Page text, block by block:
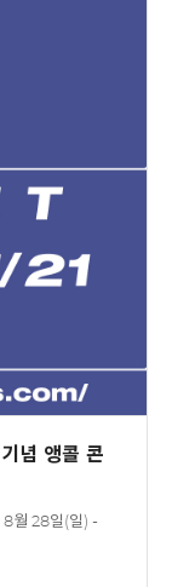
념 앵콜 콘
8월 28일(일) -